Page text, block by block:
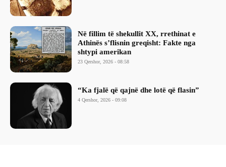
Në fillim të shekullit XX, rrethinat e
Athinës s’flisnin greqisht: Fakte nga
shtypi amerikan
23 Qershor, 2026 - 08:58
“Ka fjalë që qajnë dhe lotë që flasin”
4 Qershor, 2026 - 09:08